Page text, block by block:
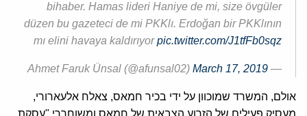
bihaber. Hamas lideri Haniye de mi, size övgüler
düzen bu gazeteci de mi PKKlı. Erdoğan bir PKKlının
mı elini havaya kaldırıyorpic.twitter.com/J1tfFb0sqz
— Ahmet Faruk Ünsal (@afunsal02)
March 17, 2019
אולם, המשרד שמוכוון על ידי בכיר חמאס, צאלח אלעארורי,
מעסיק פעילים של הזרוע הצבאית של חמאס ומשוחררי "עסקת